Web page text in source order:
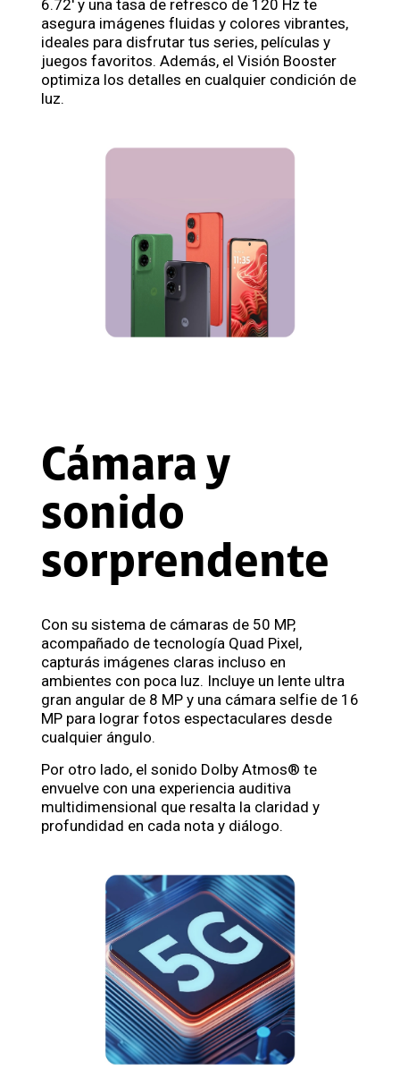
6.72' y una tasa de refresco de 120 Hz te
asegura imágenes fluidas y colores vibrantes,
ideales para disfrutar tus series, películas y
juegos favoritos. Además, el Visión Booster
optimiza los detalles en cualquier condición de
luz.
Cámara y
sonido
sorprendente
Con su sistema de cámaras de 50 MP,
acompañado de tecnología Quad Pixel,
capturás imágenes claras incluso en
ambientes con poca luz. Incluye un lente ultra
gran angular de 8 MP y una cámara selfie de 16
MP para lograr fotos espectaculares desde
cualquier ángulo.
Por otro lado, el sonido Dolby Atmos® te
envuelve con una experiencia auditiva
multidimensional que resalta la claridad y
profundidad en cada nota y diálogo.